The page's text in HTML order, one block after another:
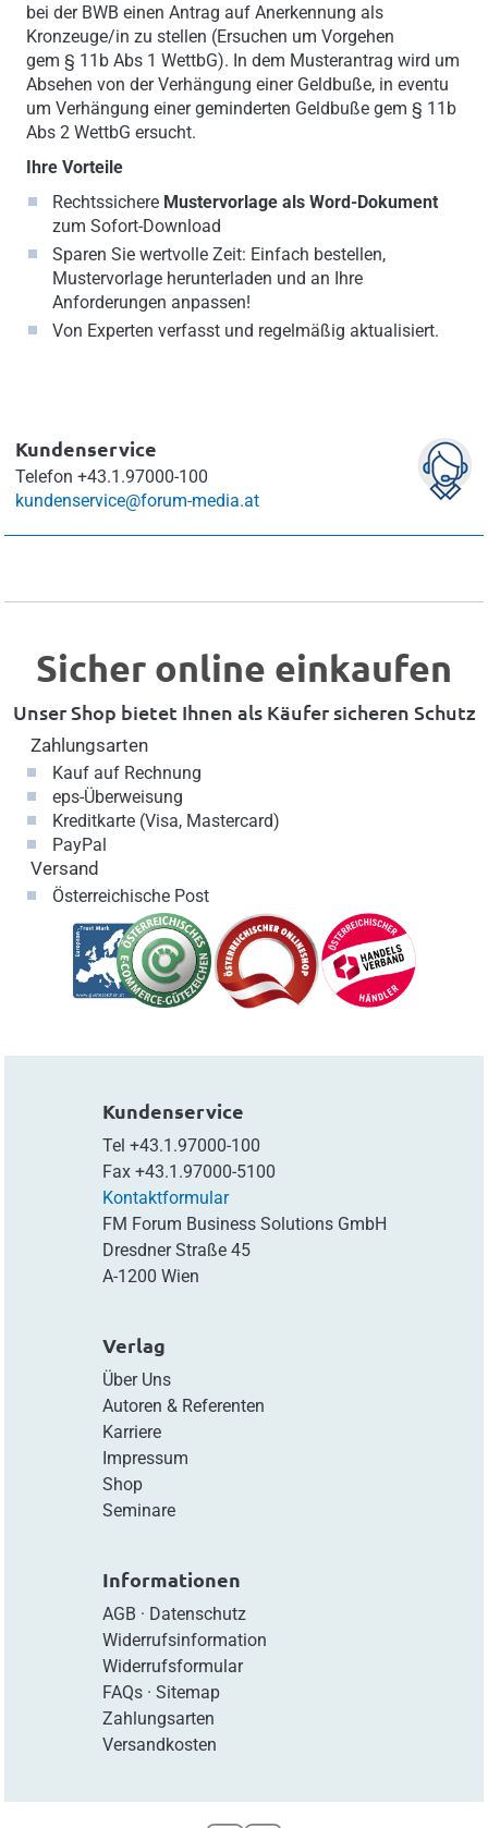
bei der BWB einen Antrag auf Anerkennung als
Kronzeuge/in zu stellen (Ersuchen um Vorgehen
gem § 11b Abs 1 WettbG). In dem Musterantrag wird um
Absehen von der Verhängung einer Geldbuße, in eventu
um Verhängung einer geminderten Geldbuße gem § 11b
Abs 2 WettbG ersucht.
Ihre Vorteile
Rechtssichere Mustervorlage als Word-Dokument
zum Sofort-Download
Sparen Sie wertvolle Zeit: Einfach bestellen,
Mustervorlage herunterladen und an Ihre
Anforderungen anpassen!
Von Experten verfasst und regelmäßig aktualisiert.
Kundenservice
Telefon +43.1.97000-100
kundenservice@forum-media.at
Sicher online einkaufen
Unser Shop bietet Ihnen als Käufer sicheren Schutz
Zahlungsarten
Kauf auf Rechnung
eps-Überweisung
Kreditkarte (Visa, Mastercard)
PayPal
Versand
Österreichische Post
Kundenservice
Tel +43.1.97000-100
Fax +43.1.97000-5100
Kontaktformular
FM Forum Business Solutions GmbH
Dresdner Straße 45
A-1200 Wien
Verlag
Über Uns
Autoren & Referenten
Karriere
Impressum
Shop
Seminare
Informationen
AGB · Datenschutz
Widerrufsinformation
Widerrufsformular
FAQs· Sitemap
Zahlungsarten
Versandkosten